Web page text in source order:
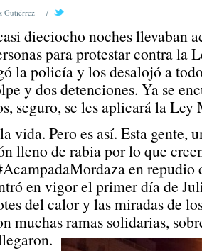
Gutiérrez /
dieciocho noches llevaban
para protestar contra la
la policía y los desalojó a
y dos detenciones. Ya se
seguro, se les aplicará la Ley
vida. Pero es así. Esta gente,
lleno de rabia por lo que
en repudio
en vigor el primer día de
del calor y las miradas de
muchas ramas solidarias,